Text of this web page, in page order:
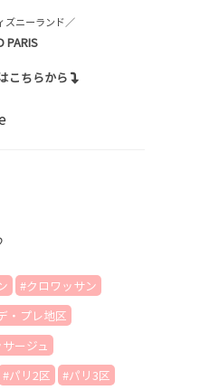
ズニーランド／
PARIS
こちらから
クロワッサン
・プレ地区
ージュ
パリ2区
パリ3区